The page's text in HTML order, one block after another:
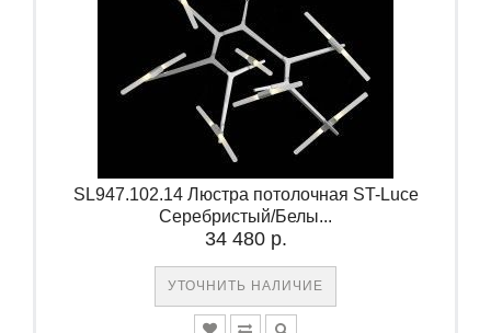
SL947.102.14 Люстра потолочная ST-Luce
Серебристый/Белы...
34 480 р.
УТОЧНИТЬ НАЛИЧИЕ